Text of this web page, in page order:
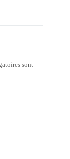
sont